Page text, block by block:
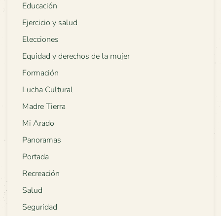
Educación
Ejercicio y salud
Elecciones
Equidad y derechos de la mujer
Formación
Lucha Cultural
Madre Tierra
Mi Arado
Panoramas
Portada
Recreación
Salud
Seguridad